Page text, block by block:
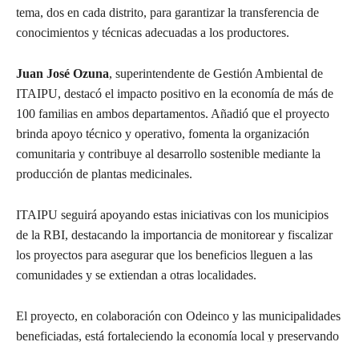
tema, dos en cada distrito, para garantizar la transferencia de
conocimientos y técnicas adecuadas a los productores.
Juan José Ozuna, superintendente de Gestión Ambiental de
ITAIPU, destacó el impacto positivo en la economía de más de
100 familias en ambos departamentos. Añadió que el proyecto
brinda apoyo técnico y operativo, fomenta la organización
comunitaria y contribuye al desarrollo sostenible mediante la
producción de plantas medicinales.
ITAIPU seguirá apoyando estas iniciativas con los municipios
de la RBI, destacando la importancia de monitorear y fiscalizar
los proyectos para asegurar que los beneficios lleguen a las
comunidades y se extiendan a otras localidades.
El proyecto, en colaboración con Odeinco y las municipalidades
beneficiadas, está fortaleciendo la economía local y preservando